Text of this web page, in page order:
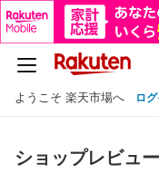
ようこそ 楽天市場へ ロ
ショップレビュー